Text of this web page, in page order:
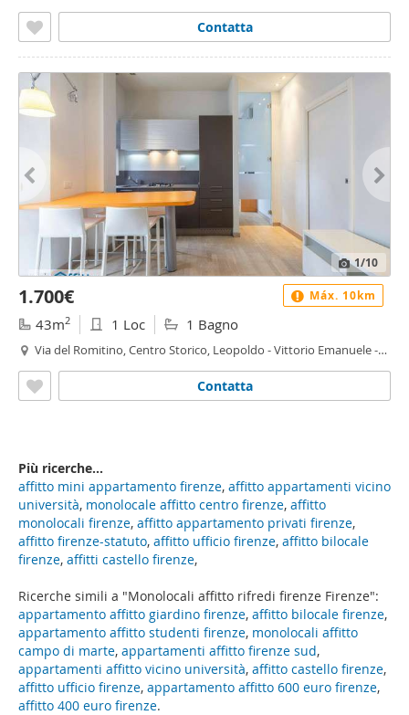
Ricerche simili a "Monolocali affitto rifredi firenze Firenze":
appartamento affitto giardino firenze, affitto bilocale firenze,
appartamento affitto studenti firenze, monolocali affitto
campo di marte, appartamenti affitto firenze sud,
appartamenti affitto vicino università, affitto castello firenze,
affitto ufficio firenze, appartamento affitto 600 euro firenze,
affitto 400 euro firenze.
Contatta
1/10
1.700€
43m2 1 Loc 1 Bagno
Via del Romitino, Centro Storico, Leopoldo - Vittorio Emanuele -
Contatta
Máx. 10km
Più ricerche...
affitto mini appartamento firenze, affitto appartamenti vicino
università, monolocale affitto centro firenze, affitto
monolocali firenze, affitto appartamento privati firenze,
affitto firenze-statuto, affitto ufficio firenze, affitto bilocale
firenze, affitti castello firenze,